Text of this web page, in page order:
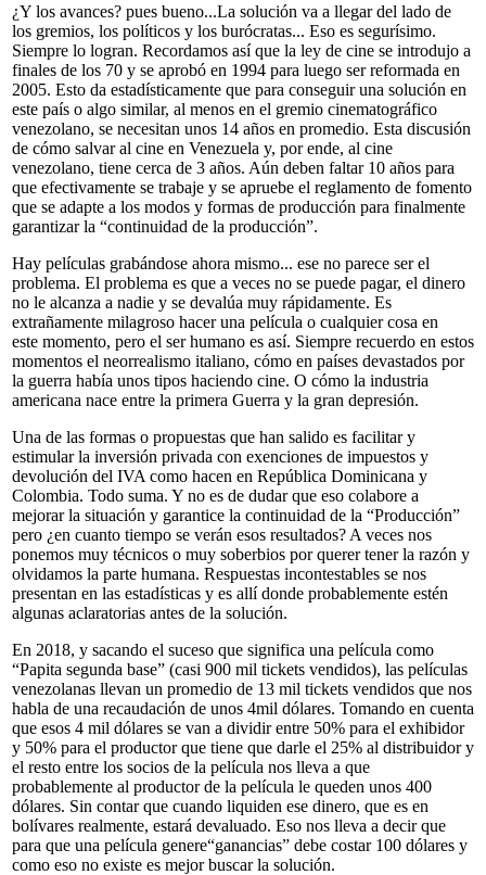
¿Y los avances? pues bueno...La solución va a llegar del lado de
los gremios, los políticos y los burócratas... Eso es segurísimo.
Siempre lo logran. Recordamos así que la ley de cine se introdujo a
finales de los 70 y se aprobó en 1994 para luego ser reformada en
2005. Esto da estadísticamente que para conseguir una solución en
este país o algo similar, al menos en el gremio cinematográfico
venezolano, se necesitan unos 14 años en promedio. Esta discusión
de cómo salvar al cine en Venezuela y, por ende, al cine
venezolano, tiene cerca de 3 años. Aún deben faltar 10 años para
que efectivamente se trabaje y se apruebe el reglamento de fomento
que se adapte a los modos y formas de producción para finalmente
garantizar la “continuidad de la producción”.
Hay películas grabándose ahora mismo... ese no parece ser el
problema. El problema es que a veces no se puede pagar, el dinero
no le alcanza a nadie y se devalúa muy rápidamente. Es
extrañamente milagroso hacer una película o cualquier cosa en
este momento, pero el ser humano es así. Siempre recuerdo en estos
momentos el neorrealismo italiano, cómo en países devastados por
la guerra había unos tipos haciendo cine. O cómo la industria
americana nace entre la primera Guerra y la gran depresión.
Una de las formas o propuestas que han salido es facilitar y
estimular la inversión privada con exenciones de impuestos y
devolución del IVA como hacen en República Dominicana y
Colombia. Todo suma. Y no es de dudar que eso colabore a
mejorar la situación y garantice la continuidad de la “Producción”
pero ¿en cuanto tiempo se verán esos resultados? A veces nos
ponemos muy técnicos o muy soberbios por querer tener la razón y
olvidamos la parte humana. Respuestas incontestables se nos
presentan en las estadísticas y es allí donde probablemente estén
algunas aclaratorias antes de la solución.
En 2018, y sacando el suceso que significa una película como
“Papita segunda base” (casi 900 mil tickets vendidos), las películas
venezolanas llevan un promedio de 13 mil tickets vendidos que nos
habla de una recaudación de unos 4mil dólares. Tomando en cuenta
que esos 4 mil dólares se van a dividir entre 50% para el exhibidor
y 50% para el productor que tiene que darle el 25% al distribuidor y
el resto entre los socios de la película nos lleva a que
probablemente al productor de la película le queden unos 400
dólares. Sin contar que cuando liquiden ese dinero, que es en
bolívares realmente, estará devaluado. Eso nos lleva a decir que
para que una película genere“ganancias” debe costar 100 dólares y
como eso no existe es mejor buscar la solución.